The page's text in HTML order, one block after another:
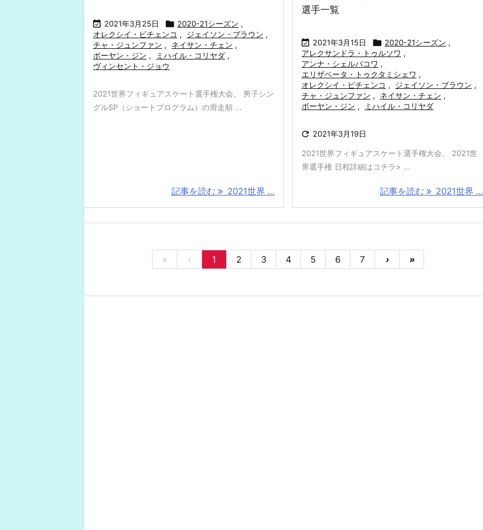
 2021年3月25日  2020-21シーズン ,
オレクシイ・ビチェンコ , ジェイソン・ブラウン ,
チャ・ジュンファン , ネイサン・チェン ,
ボーヤン・ジン , ミハイル・コリヤダ ,
ヴィンセント・ジョウ
2021世界フィギュアスケート選手権大会。 男子シン
グルSP（ショートプログラム）の滑走順 ...
記事を読む 2021世界 ...
選手一覧
 2021年3月15日  2020-21シーズン ,
アレクサンドラ・トゥルソワ ,
アンナ・シェルバコワ ,
エリザベータ・トゥクタミシェワ ,
オレクシイ・ビチェンコ , ジェイソン・ブラウン ,
チャ・ジュンファン , ネイサン・チェン ,
ボーヤン・ジン , ミハイル・コリヤダ
 2021年3月19日
2021世界フィギュアスケート選手権大会。 2021世
界選手権 日程詳細はコチラ> ...
記事を読む 2021世界 ...
« ‹ 1 2 3 4 5 6 7 › »